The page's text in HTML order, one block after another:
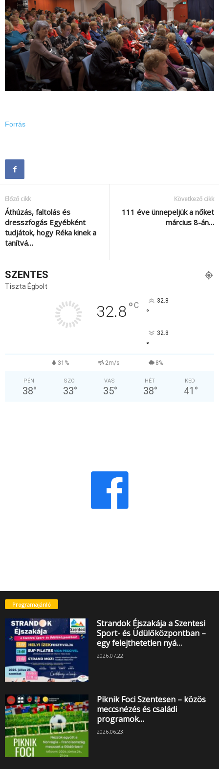
Forrás
Előző cikk
Áthúzás, faltolás és
dresszfogás Egyébként
tudjátok, hogy Réka kinek a
tanítvá…
Következő cikk
111 éve ünnepeljük a nőket
március 8-án…
SZENTES
Tiszta Égbolt
32.8°C 32.8
°
32.8
°
31% 2m/s 8%
PÉN
38°
SZO
33°
VAS
35°
HÉT
38°
KED
41 °
Programajánló
Strandok Éjszakája a Szentesi
Sport- és Üdülőközpontban –
egy felejthetetlen nyá…
2026.07.22.
Piknik Foci Szentesen – közös
meccsnézés és családi
programok…
2026.06.23.